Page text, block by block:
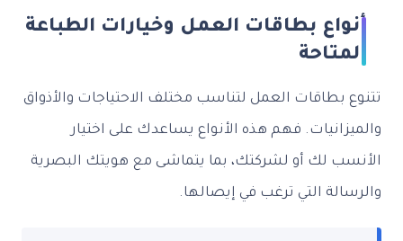
بطاقات العمل وخيارات الطباعة
بطاقات العمل لتناسب مختلف الاحتياجات والأذواق
فهم هذه الأنواع يساعدك على اختيار
لك أو لشركتك، بما يتماشى مع هويتك البصرية
التي ترغب في إيصالها.